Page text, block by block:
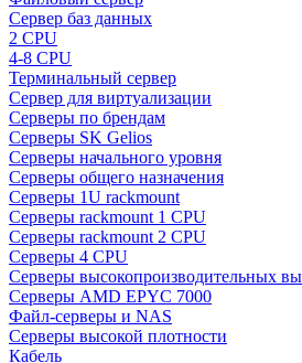
Сервер баз данных
2 CPU
4-8 CPU
Терминальный сервер
Сервер для виртуализации
Серверы по брендам
Серверы SK Gelios
Серверы начального уровня
Серверы общего назначения
Серверы 1U rackmount
Серверы rackmount 1 CPU
Серверы rackmount 2 CPU
Серверы 4 CPU
Серверы высокопроизводительных
Серверы AMD EPYC 7000
Файл-серверы и NAS
Серверы высокой плотности
Кабель